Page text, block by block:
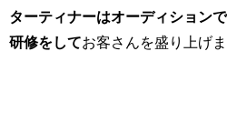
ターティナーはオーディション
研修をしてお客さんを盛り上げま